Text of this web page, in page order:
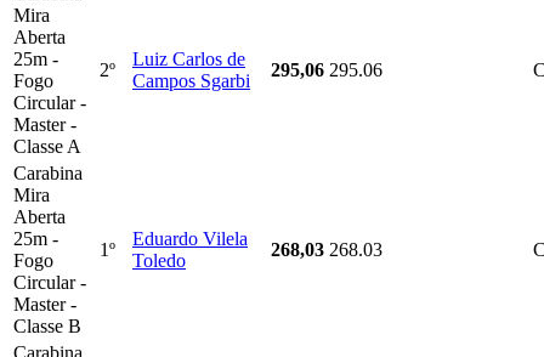
Mira
Aberta
25m -
Fogo
Circular -
Master -
Classe A
2º
Luiz Carlos de
Campos Sgarbi
295,06 295.06
Carabina
Mira
Aberta
25m -
Fogo
Circular -
Master -
Classe B
1º
Eduardo Vilela
Toledo
268,03 268.03
Carabina